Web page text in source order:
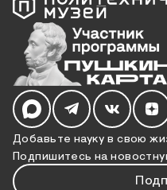
Добавьте науку в свою
Подпишитесь на
Мы в социальных